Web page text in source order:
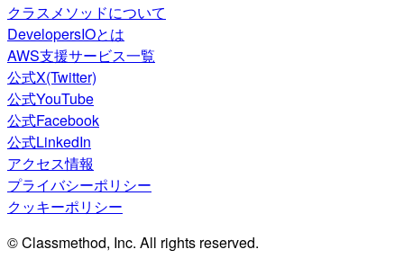
クラスメソッドについて
DevelopersIOとは
AWS支援サービス一覧
公式X(Twitter)
公式YouTube
公式Facebook
公式LinkedIn
アクセス情報
プライバシーポリシー
クッキーポリシー
© Classmethod, Inc. All rights reserved.